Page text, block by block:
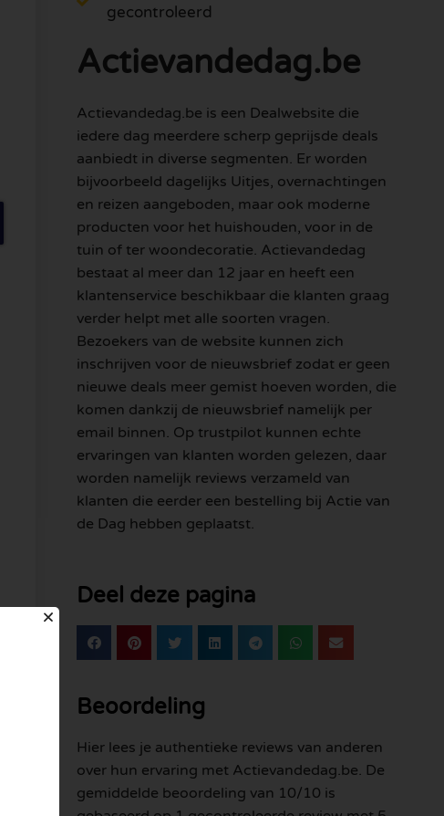
gecontroleerd
Actievandedag.be
Actievandedag.be is een Dealwebsite die
iedere dag meerdere scherp geprijsde deals
aanbiedt in diverse segmenten. Er worden
bijvoorbeeld dagelijks Uitjes, overnachtingen
en reizen aangeboden, maar ook moderne
producten voor het huishouden, voor in de
tuin of ter woondecoratie. Actievandedag
bestaat al meer dan 12 jaar en heeft een
klantenservice beschikbaar die klanten graag
verder helpt met alle soorten vragen.
Bezoekers van de website kunnen zich
inschrijven voor de nieuwsbrief zodat er geen
nieuwe deals meer gemist hoeven worden, die
komen dankzij de nieuwsbrief namelijk per
email binnen. Op trustpilot kunnen echte
ervaringen van klanten worden gelezen, daar
worden namelijk reviews verzameld van
klanten die eerder een bestelling bij Actie van
de Dag hebben geplaatst.
Deel deze pagina
Beoordeling
Hier lees je authentieke reviews van anderen
over hun ervaring met Actievandedag.be. De
gemiddelde beoordeling van 10/10 is